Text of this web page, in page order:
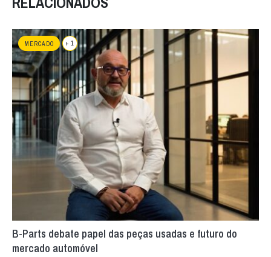
MERCADO + 1
B-Parts debate papel das peças usadas e futuro do
mercado automóvel